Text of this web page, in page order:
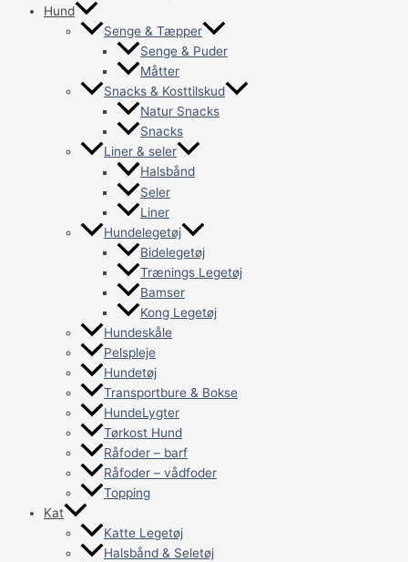
Hund
Senge & Tæpper
Senge & Puder
Måtter
Snacks & Kosttilskud
Natur Snacks
Snacks
Liner & seler
Halsbånd
Seler
Liner
Hundelegetøj
Bidelegetøj
Trænings Legetøj
Bamser
Kong Legetøj
Hundeskåle
Pelspleje
Hundetøj
Transportbure & Bokse
HundeLygter
Tørkost Hund
Råfoder – barf
Råfoder – vådfoder
Topping
Kat
Katte Legetøj
Halsbånd & Seletøj